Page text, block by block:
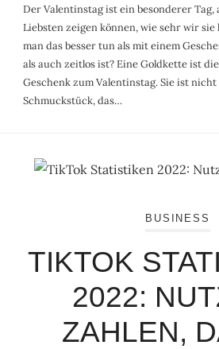
Der Valentinstag ist ein besonderer
Liebsten zeigen können, wie sehr wir
man das besser tun als mit einem
als auch zeitlos ist? Eine Goldkette ist
Geschenk zum Valentinstag. Sie ist
Schmuckstück, das…
BUSINESS
TIKTOK
2022:
ZAHLEN,